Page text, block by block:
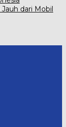
dari Mobil